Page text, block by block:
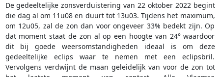
De gedeeltelijke zonsverduistering van 22 oktober 2022 begint
die dag al om 11u08 en duurt tot 13u03. Tijdens het maximum,
om 12u05, zal de zon dan voor ongeveer 33% bedekt zijn. Op
dat moment staat de zon al op een hoogte van 24° waardoor
dit bij goede weersomstandigheden ideaal is om deze
gedeeltelijke eclips waar te nemen met een eclipsbril.
Vervolgens verdwijnt de maan geleidelijk van voor de zon tot